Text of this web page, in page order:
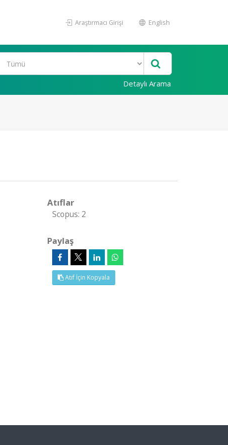
Araştırmacı Girişi English
Detaylı Arama
Atıflar
Scopus: 2
Paylaş
Atıf İçin Kopyala